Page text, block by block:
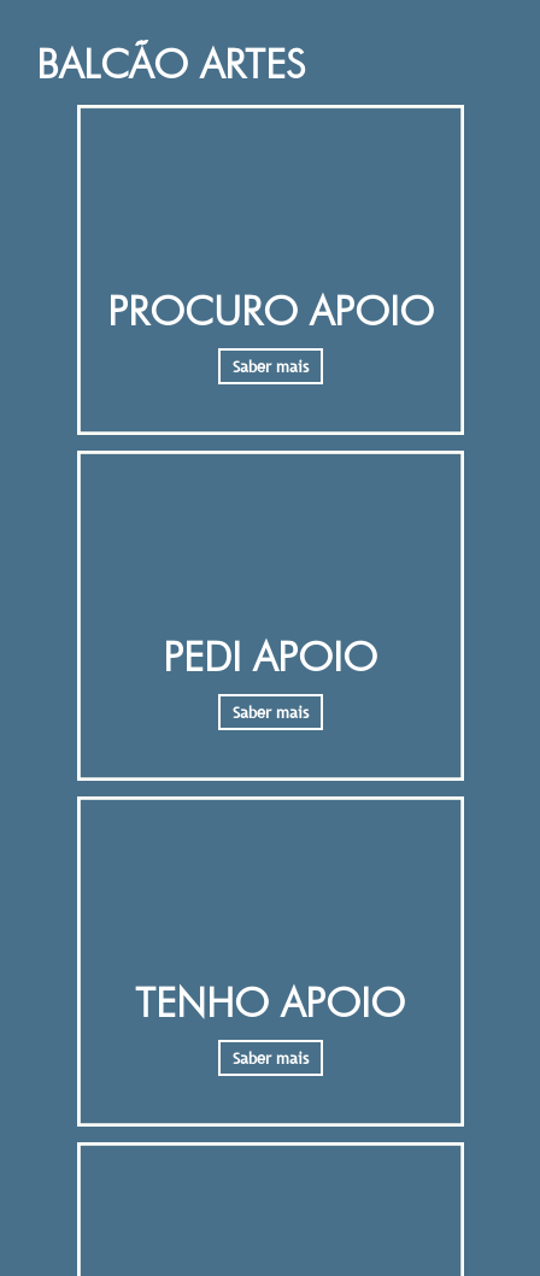
BALCÃO ARTES
PROCURO APOIO
Saber mais
PEDI APOIO
Saber mais
TENHO APOIO
Saber mais